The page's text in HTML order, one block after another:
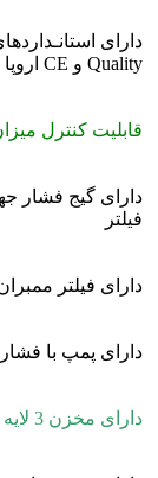
Quality و CE اروپا
قابلیت کنترل
دارای گیج فشار
فیلتر
دارای فیلتر ممبران نانو سلولز
دارای پمپ با فشار 100 تا psi125
دارای مخزن 3 لایه فایبر گلاس آنتی باکتریال